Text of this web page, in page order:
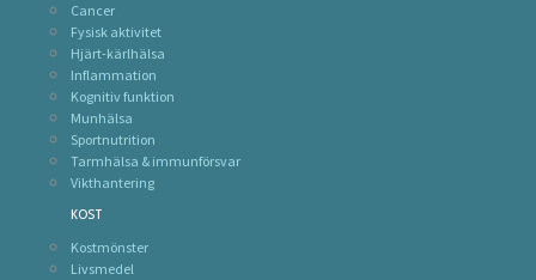
Cancer
Fysisk aktivitet
Hjärt-kärlhälsa
Inflammation
Kognitiv funktion
Munhälsa
Sportnutrition
Tarmhälsa & immunförsvar
Vikthantering
KOST
Kostmönster
Livsmedel